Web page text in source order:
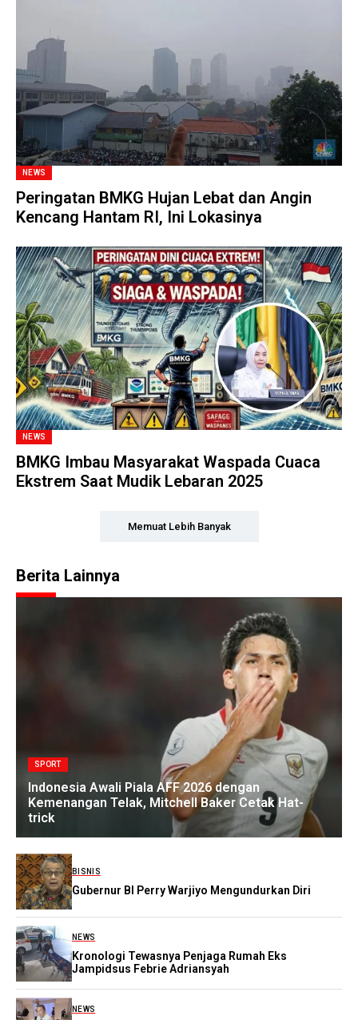
NEWS
Peringatan BMKG Hujan Lebat dan Angin
Kencang Hantam RI, Ini Lokasinya
NEWS
BMKG Imbau Masyarakat Waspada Cuaca
Ekstrem Saat Mudik Lebaran 2025
Memuat Lebih Banyak
Berita Lainnya
SPORT
Indonesia Awali Piala AFF 2026 dengan
Kemenangan Telak, Mitchell Baker Cetak Hat-
trick
BISNIS
Gubernur BI Perry Warjiyo Mengundurkan Diri
NEWS
Kronologi Tewasnya Penjaga Rumah Eks
Jampidsus Febrie Adriansyah
NEWS